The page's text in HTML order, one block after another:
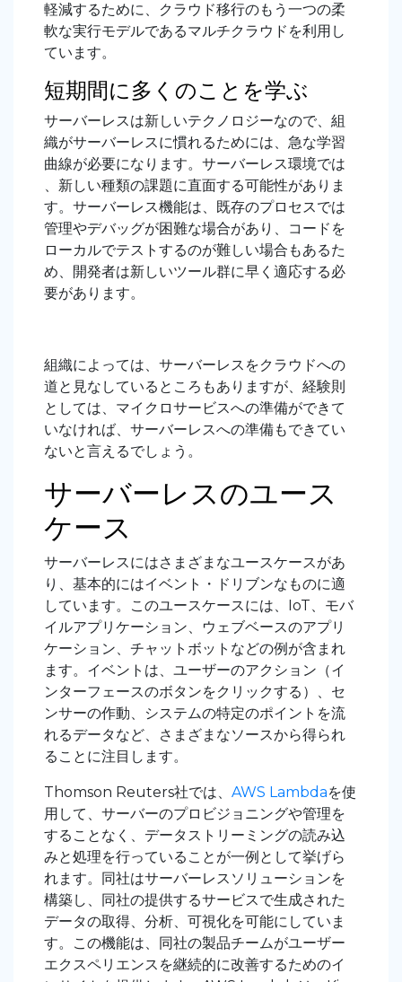
軽減するために、クラウド移行のもう一つの柔
軟な実行モデルであるマルチクラウドを利用し
ています。
短期間に多くのことを学ぶ
サーバーレスは新しいテクノロジーなので、組
織がサーバーレスに慣れるためには、急な学習
曲線が必要になります。サーバーレス環境では
、新しい種類の課題に直面する可能性がありま
す。サーバーレス機能は、既存のプロセスでは
管理やデバッグが困難な場合があり、コードを
ローカルでテストするのが難しい場合もあるた
め、開発者は新しいツール群に早く適応する必
要があります。
組織によっては、サーバーレスをクラウドへの
道と見なしているところもありますが、経験則
としては、マイクロサービスへの準備ができて
いなければ、サーバーレスへの準備もできてい
ないと言えるでしょう。
サーバーレスのユース
ケース
サーバーレスにはさまざまなユースケースがあ
り、基本的にはイベント・ドリブンなものに適
しています。このユースケースには、IoT、モバ
イルアプリケーション、ウェブベースのアプリ
ケーション、チャットボットなどの例が含まれ
ます。イベントは、ユーザーのアクション（イ
ンターフェースのボタンをクリックする）、セ
ンサーの作動、システムの特定のポイントを流
れるデータなど、さまざまなソースから得られ
ることに注目します。
Thomson Reuters社では、 AWS Lambdaを使
用して、サーバーのプロビジョニングや管理を
することなく、データストリーミングの読み込
みと処理を行っていることが一例として挙げら
れます。同社はサーバーレスソリューションを
構築し、同社の提供するサービスで生成された
データの取得、分析、可視化を可能にしていま
す。この機能は、同社の製品チームがユーザー
エクスペリエンスを継続的に改善するためのイ